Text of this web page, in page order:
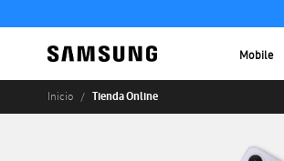
Mobile
Inicio Tienda Online